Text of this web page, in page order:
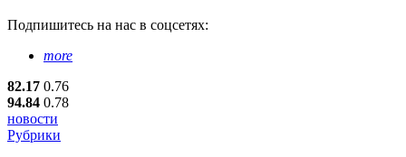
Подпишитесь на нас в соцсетях:
more
82.17 0.76
94.84 0.78
новости
Рубрики